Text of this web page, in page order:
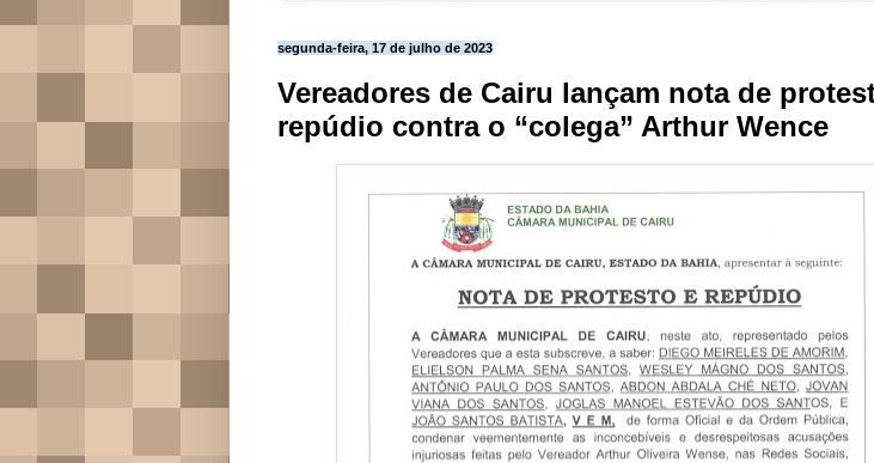
segunda-feira, 17 de julho de 2023
Vereadores de Cairu lançam nota de
repúdio contra o “colega” Arthur Wence